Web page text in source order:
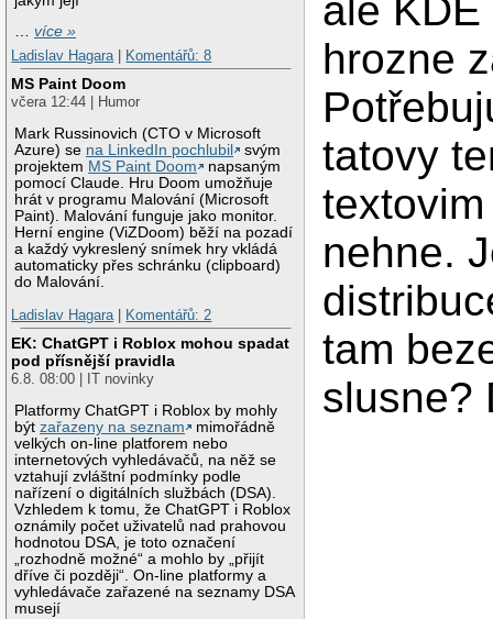
…více »
Ladislav Hagara
Komentářů: 8
MS Paint Doom
včera 12:44 | Humor
Mark Russinovich (CTO v Microsoft
Azure) se na LinkedIn pochlubil
svým
projektem MS Paint Doom
napsaným
pomocí Claude. Hru Doom umožňuje
hrát v programu Malování (Microsoft
Paint). Malování funguje jako monitor.
Herní engine (ViZDoom) běží na pozadí
a každý vykreslený snímek hry vkládá
automaticky přes schránku (clipboard)
do Malování.
Ladislav Hagara
Komentářů: 2
EK: ChatGPT i Roblox mohou spadat
pod přísnější pravidla
6.8. 08:00 | IT novinky
Platformy ChatGPT i Roblox by mohly
býtzařazeny na seznam
mimořádně
velkých on-line platforem nebo
internetových vyhledávačů, na něž se
vztahují zvláštní podmínky podle
nařízení o digitálních službách (DSA).
Vzhledem k tomu, že ChatGPT i Roblox
oznámily počet uživatelů nad prahovou
hodnotou DSA, je toto označení
„rozhodně možné“ a mohlo by „přijít
dříve či později“. On-line platformy a
vyhledávače zařazené na seznamy DSA
musejí
ale KDE
hrozne
tatovy
nehne.
tam
slusne?